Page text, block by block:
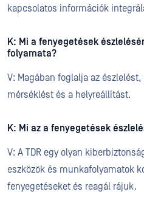
kapcsolatos információk
K: Mi a fenyegetések
folyamata?
V: Magában foglalja az
mérséklést és a helyreállítást.
K: Mi az a fenyegetések
V: A TDR egy olyan
eszközök és munkafolyamatok
fenyegetéseket és reagál rájuk.